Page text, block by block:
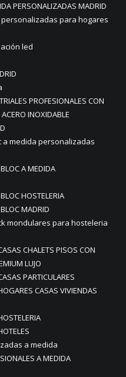
PERSONALIZADAS MADRID
para hogares
led
PROFESIONALES CON
INOXIDABLE
a medida personalizadas
A MEDIDA
HOSTELERIA
MADRID
mondulares para hosteleria
CHALETS PISOS CON
LUJO
PARTICULARES
CASAS VIVIENDAS
a medida
A MEDIDA